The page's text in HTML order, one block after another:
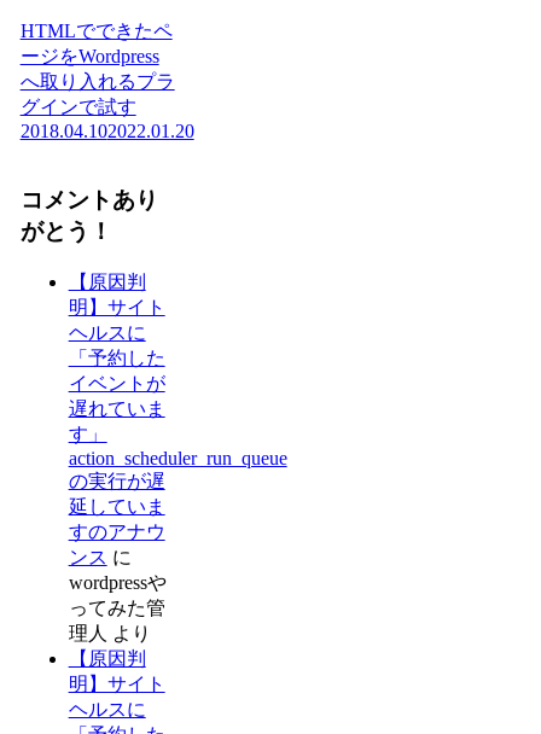
HTMLでできたペ
ージをWordpress
へ取り入れるプラ
グインで試す
2018.04.102022.01.20
コメントあり
がとう！
【原因判
明】サイト
ヘルスに
「予約した
イベントが
遅れていま
す」
action_scheduler_run_queue
の実行が遅
延していま
すのアナウ
ンス に
wordpressや
ってみた管
理人 より
【原因判
明】サイト
ヘルスに